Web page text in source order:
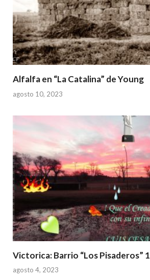
Alfalfa en “La Catalina” de Young
agosto 10, 2023
Victorica: Barrio “Los Pisaderos” 1
agosto 4, 2023